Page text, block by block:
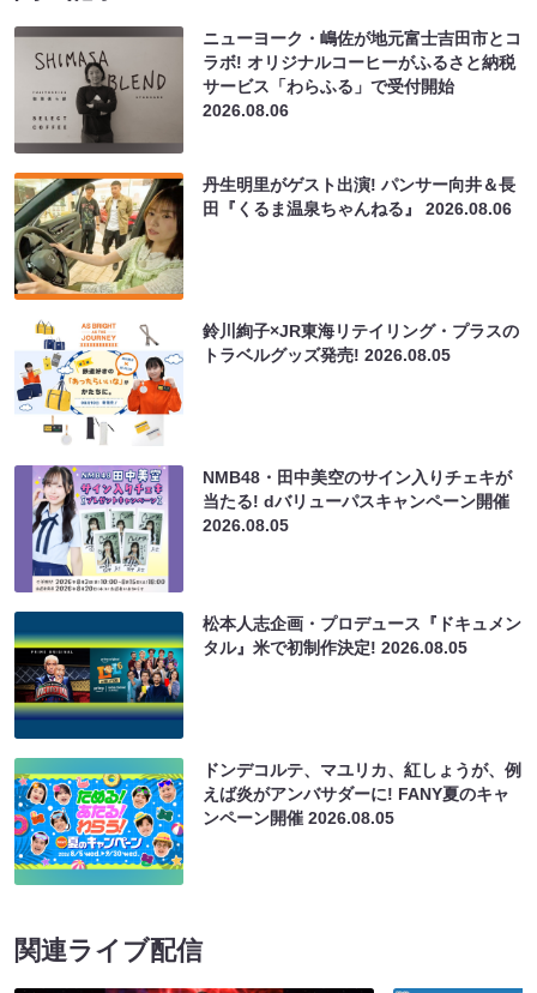
ニューヨーク・嶋佐が地元富士吉田市とコ
ラボ! オリジナルコーヒーがふるさと納税
サービス「わらふる」で受付開始
2026.08.06
丹生明里がゲスト出演! パンサー向井＆長
田『くるま温泉ちゃんねる』2026.08.06
鈴川絢子×JR東海リテイリング・プラスの
トラベルグッズ発売!2026.08.05
NMB48・田中美空のサイン入りチェキが
当たる! dバリューパスキャンペーン開催
2026.08.05
松本人志企画・プロデュース『ドキュメン
タル』米で初制作決定!2026.08.05
ドンデコルテ、マユリカ、紅しょうが、例
えば炎がアンバサダーに! FANY夏のキャ
ンペーン開催2026.08.05
関連ライブ配信